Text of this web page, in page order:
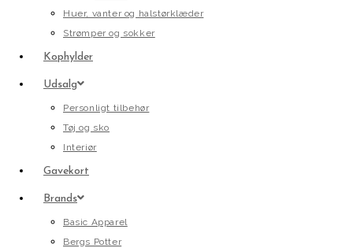
Huer, vanter og halstørklæder
Strømper og sokker
Kophylder
Udsalg
Personligt tilbehør
Tøj og sko
Interiør
Gavekort
Brands
Basic Apparel
Bergs Potter